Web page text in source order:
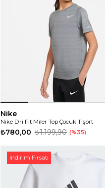
Nike
Nike Dri Fit Miler Top Çocuk Tişört
₺780,00 ₺1.199,90 %35
İndirim Fırsatı